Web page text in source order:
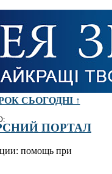
СЬОГОДНІ ↑
ПОРТАЛ
помощь при